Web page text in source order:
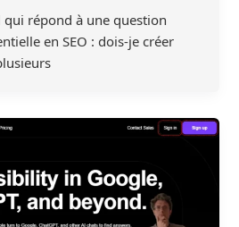
qui répond à une question
en SEO : dois-je créer